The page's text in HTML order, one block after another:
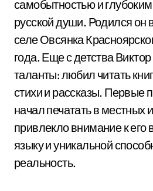
самобытностью и
русской души. Родился он
селе Овсянка
года. Еще с детства
таланты: любил читать
стихи и рассказы. Первые
начал печатать в местных
привлекло внимание к его
языку и уникальной
реальность.